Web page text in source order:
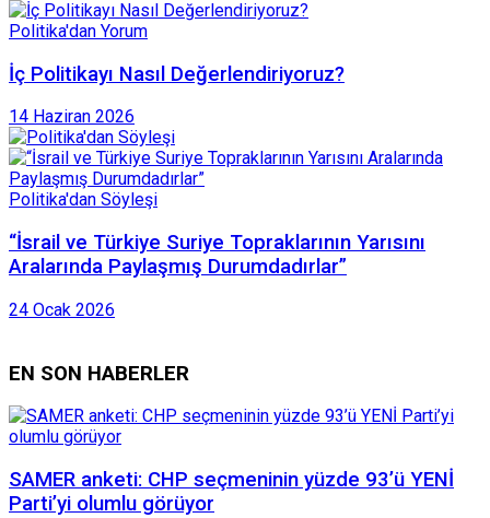
Politika'dan Yorum
İç Politikayı Nasıl Değerlendiriyoruz?
14 Haziran 2026
Politika'dan Söyleşi
“İsrail ve Türkiye Suriye Topraklarının Yarısını
Aralarında Paylaşmış Durumdadırlar”
24 Ocak 2026
EN SON HABERLER
SAMER anketi: CHP seçmeninin yüzde 93’ü YENİ
Parti’yi olumlu görüyor